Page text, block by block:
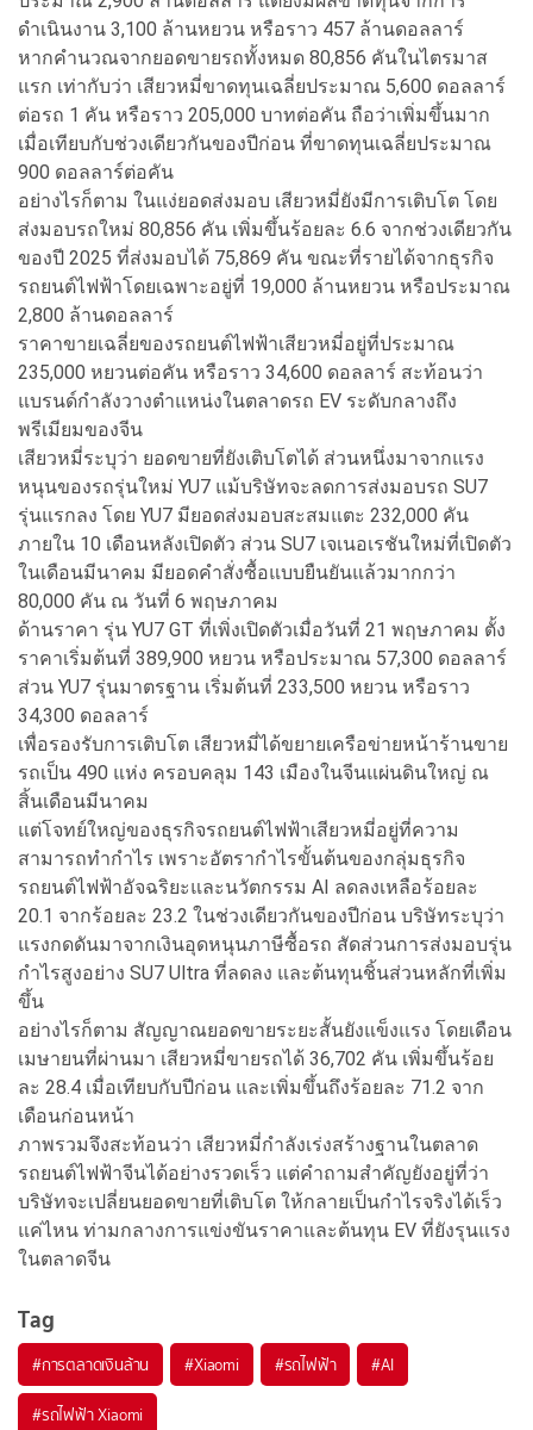
ดำเนินงาน 3,100 ล้านหยวน หรือราว 457 ล้านดอลลาร์
หากคำนวณจากยอดขายรถทั้งหมด 80,856 คันในไตรมาส
แรก เท่ากับว่า เสียวหมี่ขาดทุนเฉลี่ยประมาณ 5,600 ดอลลาร์
ต่อรถ 1 คัน หรือราว 205,000 บาทต่อคัน ถือว่าเพิ่มขึ้นมาก
เมื่อเทียบกับช่วงเดียวกันของปีก่อน ที่ขาดทุนเฉลี่ยประมาณ
900 ดอลลาร์ต่อคัน
อย่างไรก็ตาม ในแง่ยอดส่งมอบ เสียวหมี่ยังมีการเติบโต โดย
ส่งมอบรถใหม่ 80,856 คัน เพิ่มขึ้นร้อยละ 6.6 จากช่วงเดียวกัน
ของปี 2025 ที่ส่งมอบได้ 75,869 คัน ขณะที่รายได้จากธุรกิจ
รถยนต์ไฟฟ้าโดยเฉพาะอยู่ที่ 19,000 ล้านหยวน หรือประมาณ
2,800 ล้านดอลลาร์
ราคาขายเฉลี่ยของรถยนต์ไฟฟ้าเสียวหมี่อยู่ที่ประมาณ
235,000 หยวนต่อคัน หรือราว 34,600 ดอลลาร์ สะท้อนว่า
แบรนด์กำลังวางตำแหน่งในตลาดรถ EV ระดับกลางถึง
พรีเมียมของจีน
เสียวหมี่ระบุว่า ยอดขายที่ยังเติบโตได้ ส่วนหนึ่งมาจากแรง
หนุนของรถรุ่นใหม่ YU7 แม้บริษัทจะลดการส่งมอบรถ SU7
รุ่นแรกลง โดย YU7 มียอดส่งมอบสะสมแตะ 232,000 คัน
ภายใน 10 เดือนหลังเปิดตัว ส่วน SU7 เจเนอเรชันใหม่ที่เปิดตัว
ในเดือนมีนาคม มียอดคำสั่งซื้อแบบยืนยันแล้วมากกว่า
80,000 คัน ณ วันที่ 6 พฤษภาคม
ด้านราคา รุ่น YU7 GT ที่เพิ่งเปิดตัวเมื่อวันที่ 21 พฤษภาคม ตั้ง
ราคาเริ่มต้นที่ 389,900 หยวน หรือประมาณ 57,300 ดอลลาร์
ส่วน YU7 รุ่นมาตรฐาน เริ่มต้นที่ 233,500 หยวน หรือราว
34,300 ดอลลาร์
เพื่อรองรับการเติบโต เสียวหมี่ได้ขยายเครือข่ายหน้าร้านขาย
รถเป็น 490 แห่ง ครอบคลุม 143 เมืองในจีนแผ่นดินใหญ่ ณ
สิ้นเดือนมีนาคม
แต่โจทย์ใหญ่ของธุรกิจรถยนต์ไฟฟ้าเสียวหมี่อยู่ที่ความ
สามารถทำกำไร เพราะอัตรากำไรขั้นต้นของกลุ่มธุรกิจ
รถยนต์ไฟฟ้าอัจฉริยะและนวัตกรรม AI ลดลงเหลือร้อยละ
20.1 จากร้อยละ 23.2 ในช่วงเดียวกันของปีก่อน บริษัทระบุว่า
แรงกดดันมาจากเงินอุดหนุนภาษีซื้อรถ สัดส่วนการส่งมอบรุ่น
กำไรสูงอย่าง SU7 Ultra ที่ลดลง และต้นทุนชิ้นส่วนหลักที่เพิ่ม
ขึ้น
อย่างไรก็ตาม สัญญาณยอดขายระยะสั้นยังแข็งแรง โดยเดือน
เมษายนที่ผ่านมา เสียวหมี่ขายรถได้ 36,702 คัน เพิ่มขึ้นร้อย
ละ 28.4 เมื่อเทียบกับปีก่อน และเพิ่มขึ้นถึงร้อยละ 71.2 จาก
เดือนก่อนหน้า
ภาพรวมจึงสะท้อนว่า เสียวหมี่กำลังเร่งสร้างฐานในตลาด
รถยนต์ไฟฟ้าจีนได้อย่างรวดเร็ว แต่คำถามสำคัญยังอยู่ที่ว่า
บริษัทจะเปลี่ยนยอดขายที่เติบโต ให้กลายเป็นกำไรจริงได้เร็ว
แค่ไหน ท่ามกลางการแข่งขันราคาและต้นทุน EV ที่ยังรุนแรง
ในตลาดจีน
Tag
#การตลาดเงินล้าน #Xiaomi #รถไฟฟ้า #AI
#รถไฟฟ้า Xiaomi